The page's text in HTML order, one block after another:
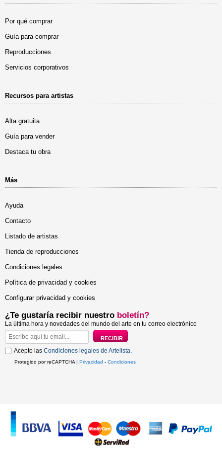
Por qué comprar
Guía para comprar
Reproducciones
Servicios corporativos
Recursos para artistas
Alta gratuita
Guía para vender
Destaca tu obra
Más
Ayuda
Contacto
Listado de artistas
Tienda de reproducciones
Condiciones legales
Política de privacidad y cookies
Configurar privacidad y cookies
¿Te gustaría recibir nuestro boletín?
La última hora y novedades del mundo del arte en tu correo electrónico
Acepto las Condiciones legales de Artelista.
Protegido por reCAPTCHA | Privacidad - Condiciones